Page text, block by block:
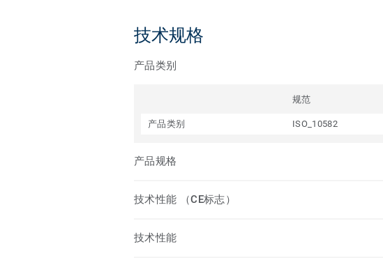
技术规格
产品类别
规范
产品类别 ISO_10582
产品规格
技术性能 （CE标志）
技术性能